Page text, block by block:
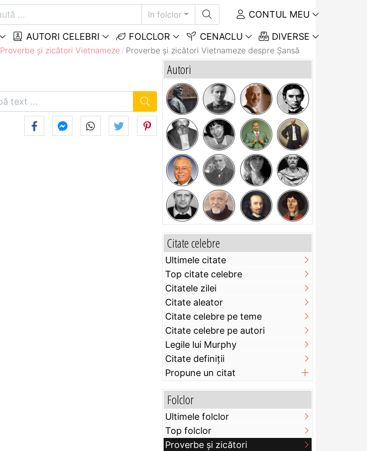
în folclor CONTUL MEU
AUTORI CELEBRI FOLCLOR CENACLU DIVERSE
Proverbe și zicători Vietnameze Proverbe și zicători Vietnameze despre Șansă
Autori
Citate celebre
Ultimele citate
Top citate celebre
Citatele zilei
Citate aleator
Citate celebre pe teme
Citate celebre pe autori
Legile lui Murphy
Citate definiţii
Propune un citat
Folclor
Ultimele folclor
Top folclor
Proverbe și zicători